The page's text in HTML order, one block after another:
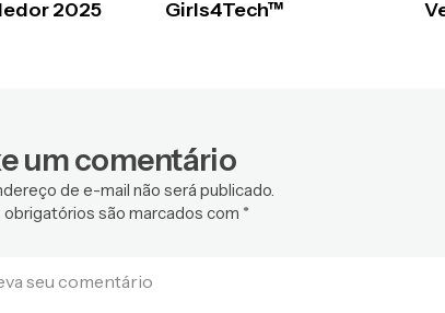
2025
Girls4Tech™
um comentário
de e-mail não será publicado.
são marcados com *
seu comentário